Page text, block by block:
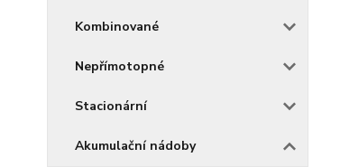
Kombinované
Nepřímotopné
Stacionární
Akumulační nádoby